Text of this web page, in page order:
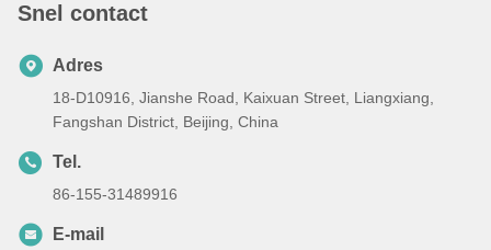
Snel contact
Adres
18-D10916, Jianshe Road, Kaixuan Street, Liangxiang,
Fangshan District, Beijing, China
Tel.
86-155-31489916
E-mail